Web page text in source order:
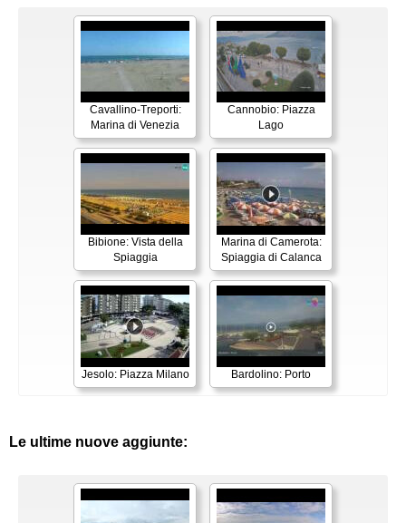
Cavallino-Treporti:
Marina di Venezia
Cannobio: Piazza
Lago
Bibione: Vista della
Spiaggia
Marina di Camerota:
Spiaggia di Calanca
Jesolo: Piazza Milano Bardolino: Porto
Le ultime nuove aggiunte: